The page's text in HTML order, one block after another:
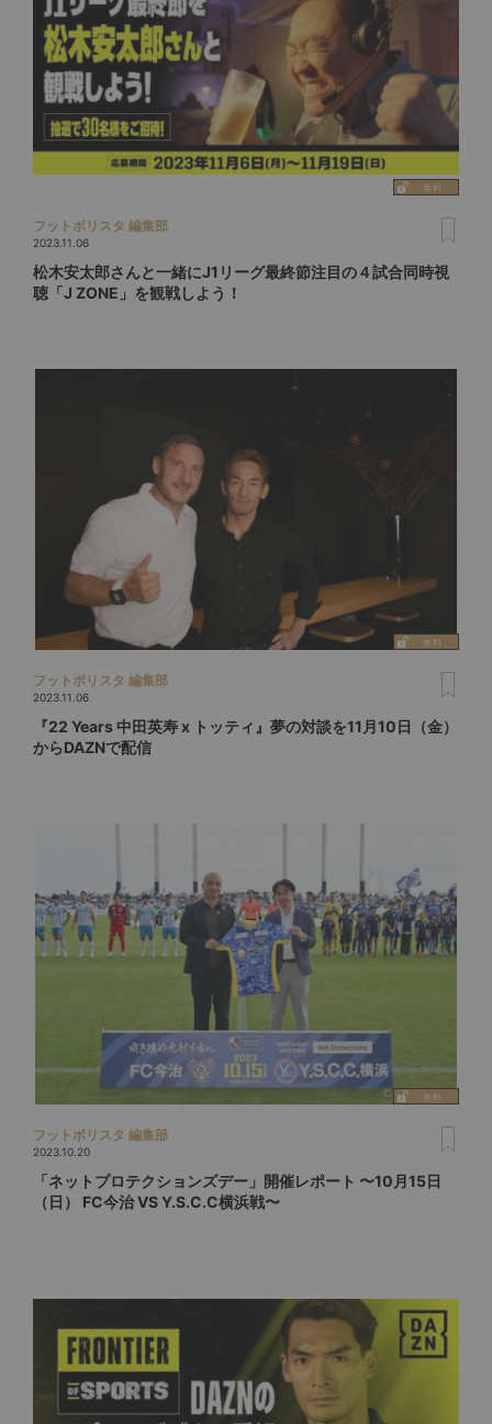
フットボリスタ 編集部
2023.11.06
松木安太郎さんと一緒にJ1リーグ最終節注目の４試合同時視
聴「J ZONE」を観戦しよう！
フットボリスタ 編集部
2023.11.06
『22 Years 中田英寿 x トッティ』夢の対談を11月10日（金）
からDAZNで配信
フットボリスタ 編集部
2023.10.20
「ネットプロテクションズデー」開催レポート 〜10月15日
（日） FC今治 VS Y.S.C.C横浜戦〜